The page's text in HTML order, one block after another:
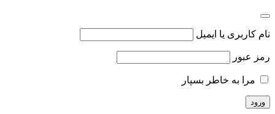
نام کاربری یا ایمیل
رمز عبور
مرا به خاطر بسپار